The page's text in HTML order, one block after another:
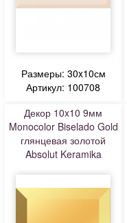
Размеры: 30x10см
Артикул: 100708
Декор 10x10 9мм
Monocolor Biselado Gold
глянцевая золотой
Absolut Keramika